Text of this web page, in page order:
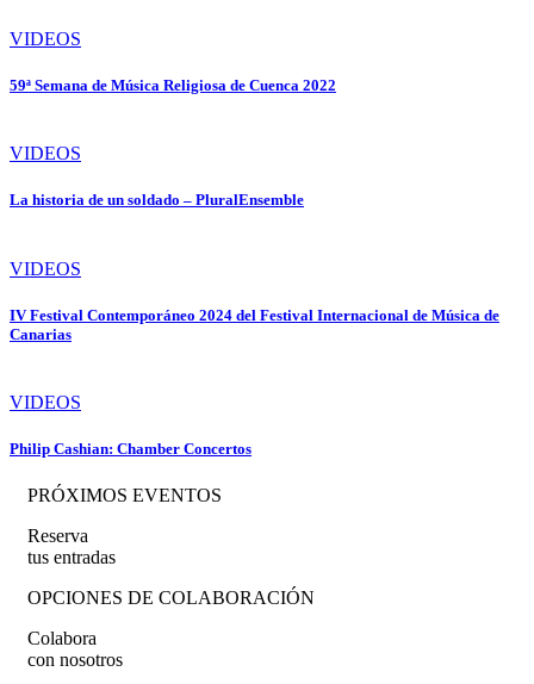
VIDEOS
59ª Semana de Música Religiosa de Cuenca 2022
VIDEOS
La historia de un soldado – PluralEnsemble
VIDEOS
IV Festival Contemporáneo 2024 del Festival Internacional de Música de
Canarias
VIDEOS
Philip Cashian: Chamber Concertos
PRÓXIMOS EVENTOS
Reserva
tus entradas
OPCIONES DE COLABORACIÓN
Colabora
con nosotros